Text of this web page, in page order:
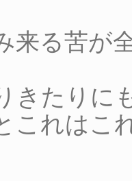
来る苦が
きたりに
これはこ